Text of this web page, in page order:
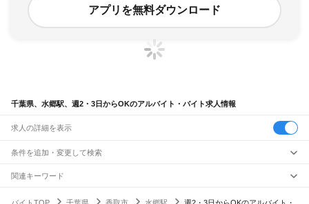
アプリを無料ダウンロード
千葉県、水郷駅、週2・3日からOKのアルバイト・バイト求人情報
求人の詳細を表示
条件を追加・変更して検索
市区町村を追加・変更
駅を追加・変更
関連キーワード